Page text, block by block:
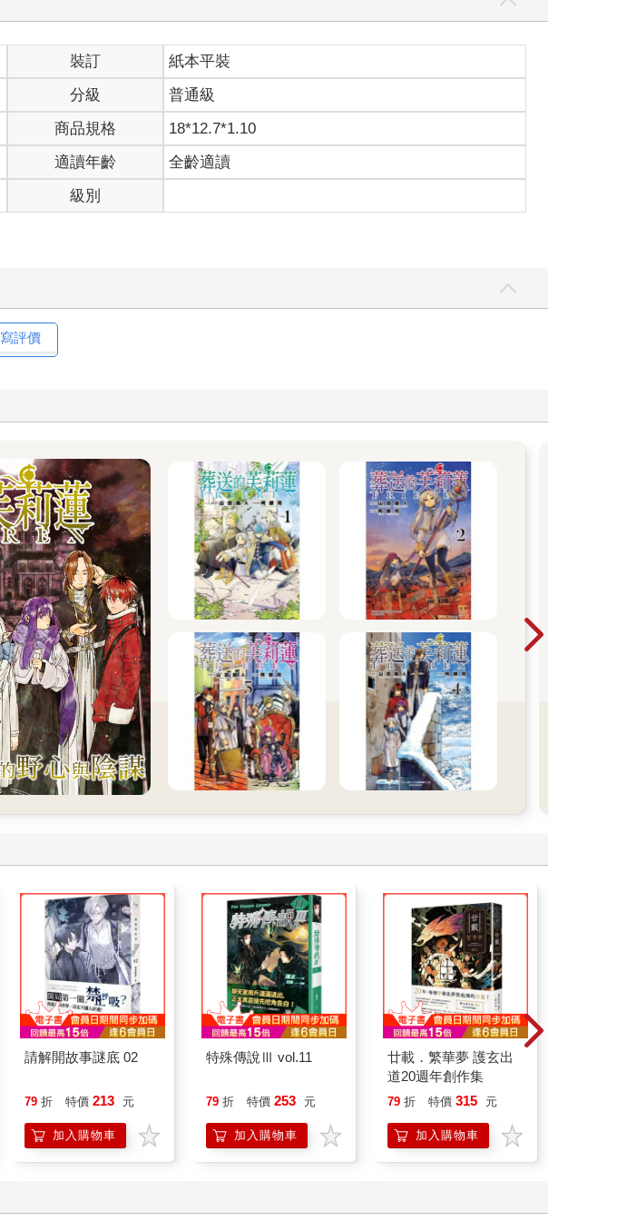
裝訂
紙本平裝
分級
普通級
商品規格
18*12.7*1.10
適讀年齡
全齡適讀
級別
寫評價
請解開故事謎底 02
79 折 特價 213 元
加入購物車
特殊傳說Ⅲ vol.11
79 折 特價 253 元
加入購物車
廿載．繁華夢 護玄出
道20週年創作集
79 折 特價 315 元
加入購物車